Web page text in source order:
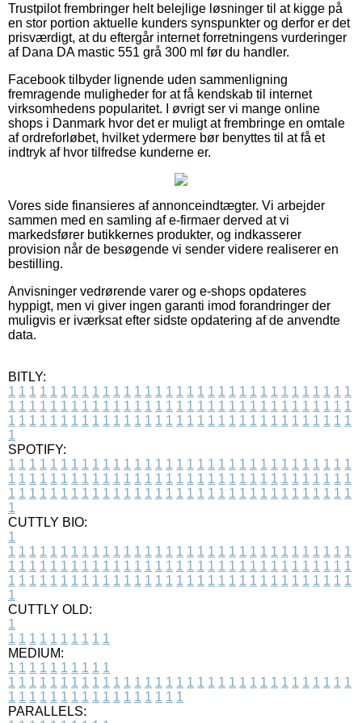
Trustpilot frembringer helt belejlige løsninger til at kigge på
en stor portion aktuelle kunders synspunkter og derfor er det
prisværdigt, at du eftergår internet forretningens vurderinger
af Dana DA mastic 551 grå 300 ml før du handler.
Facebook tilbyder lignende uden sammenligning
fremragende muligheder for at få kendskab til internet
virksomhedens popularitet. I øvrigt ser vi mange online
shops i Danmark hvor det er muligt at frembringe en omtale
af ordreforløbet, hvilket ydermere bør benyttes til at få et
indtryk af hvor tilfredse kunderne er.
Vores side finansieres af annonceindtægter. Vi arbejder
sammen med en samling af e-firmaer derved at vi
markedsfører butikkernes produkter, og indkasserer
provision når de besøgende vi sender videre realiserer en
bestilling.
Anvisninger vedrørende varer og e-shops opdateres
hyppigt, men vi giver ingen garanti imod forandringer der
muligvis er iværksat efter sidste opdatering af de anvendte
data.
BITLY:
1 1 1 1 1 1 1 1 1 1 1 1 1 1 1 1 1 1 1 1 1 1 1 1 1 1 1 1 1 1 1 1 1
1 1 1 1 1 1 1 1 1 1 1 1 1 1 1 1 1 1 1 1 1 1 1 1 1 1 1 1 1 1 1 1 1
1 1 1 1 1 1 1 1 1 1 1 1 1 1 1 1 1 1 1 1 1 1 1 1 1 1 1 1 1 1 1 1 1
1
SPOTIFY:
1 1 1 1 1 1 1 1 1 1 1 1 1 1 1 1 1 1 1 1 1 1 1 1 1 1 1 1 1 1 1 1 1
1 1 1 1 1 1 1 1 1 1 1 1 1 1 1 1 1 1 1 1 1 1 1 1 1 1 1 1 1 1 1 1 1
1 1 1 1 1 1 1 1 1 1 1 1 1 1 1 1 1 1 1 1 1 1 1 1 1 1 1 1 1 1 1 1 1
1
CUTTLY BIO:
1
1 1 1 1 1 1 1 1 1 1 1 1 1 1 1 1 1 1 1 1 1 1 1 1 1 1 1 1 1 1 1 1 1
1 1 1 1 1 1 1 1 1 1 1 1 1 1 1 1 1 1 1 1 1 1 1 1 1 1 1 1 1 1 1 1 1
1 1 1 1 1 1 1 1 1 1 1 1 1 1 1 1 1 1 1 1 1 1 1 1 1 1 1 1 1 1 1 1 1
1
CUTTLY OLD:
1
1 1 1 1 1 1 1 1 1 1
MEDIUM:
1 1 1 1 1 1 1 1 1 1
1 1 1 1 1 1 1 1 1 1 1 1 1 1 1 1 1 1 1 1 1 1 1 1 1 1 1 1 1 1 1 1 1
1 1 1 1 1 1 1 1 1 1 1 1 1 1 1 1 1
PARALLELS: